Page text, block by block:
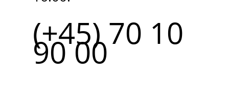
(+45) 70 10
90 00